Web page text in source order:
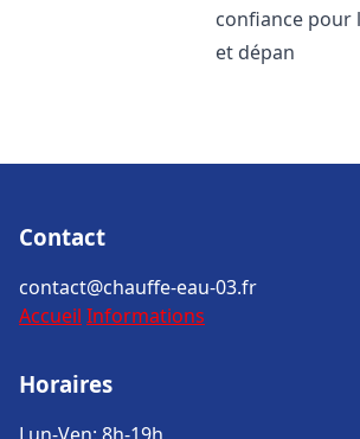
confiance pour
et dépan
Contact
contact@chauffe-eau-03.fr
Accueil Informations
Horaires